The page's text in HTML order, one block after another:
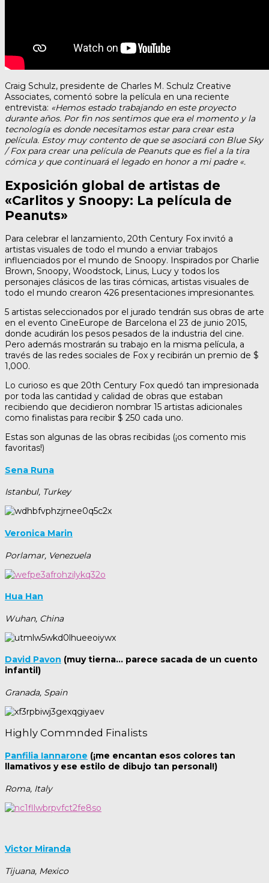
Craig Schulz, presidente de Charles M. Schulz Creative
Associates, comentó sobre la película en una reciente
entrevista: «Hemos estado trabajando en este proyecto
durante años. Por fin nos sentimos que era el momento y la
tecnología es donde necesitamos estar para crear esta
película. Estoy muy contento de que se asociará con Blue Sky
/ Fox para crear una película de Peanuts que es fiel a la tira
cómica y que continuará el legado en honor a mi padre «.
Exposición global de artistas de
«Carlitos y Snoopy: La película de
Peanuts»
Para celebrar el lanzamiento, 20th Century Fox invitó a
artistas visuales de todo el mundo a enviar trabajos
influenciados por el mundo de Snoopy. Inspirados por Charlie
Brown, Snoopy, Woodstock, Linus, Lucy y todos los
personajes clásicos de las tiras cómicas, artistas visuales de
todo el mundo crearon 426 presentaciones impresionantes.
5 artistas seleccionados por el jurado tendrán sus obras de arte
en el evento CineEurope de Barcelona el 23 de junio 2015,
donde acudirán los pesos pesados ​​de la industria del cine.
Pero además mostrarán su trabajo en la misma película, a
través de las redes sociales de Fox y recibirán un premio de $
1,000.
Lo curioso es que 20th Century Fox quedó tan impresionada
por toda las cantidad y calidad de obras que estaban
recibiendo que decidieron nombrar 15 artistas adicionales
como finalistas para recibir $ 250 cada uno.
Estas son algunas de las obras recibidas (¡os comento mis
favoritas!)
Sena Runa
Istanbul, Turkey
Veronica Marin
Porlamar, Venezuela
Hua Han
Wuhan, China
David Pavon (muy tierna… parece sacada de un cuento
infantil)
Granada, Spain
Highly Commnded Finalists
Panfilia Iannarone (¡me encantan esos colores tan
llamativos y ese estilo de dibujo tan personal!)
Roma, Italy
Victor Miranda
Tijuana, Mexico